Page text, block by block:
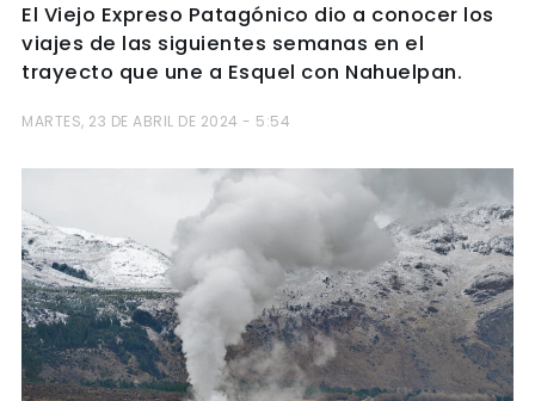
El Viejo Expreso Patagónico dio a conocer los
viajes de las siguientes semanas en el
trayecto que une a Esquel con Nahuelpan.
MARTES, 23 DE ABRIL DE 2024 - 5:54